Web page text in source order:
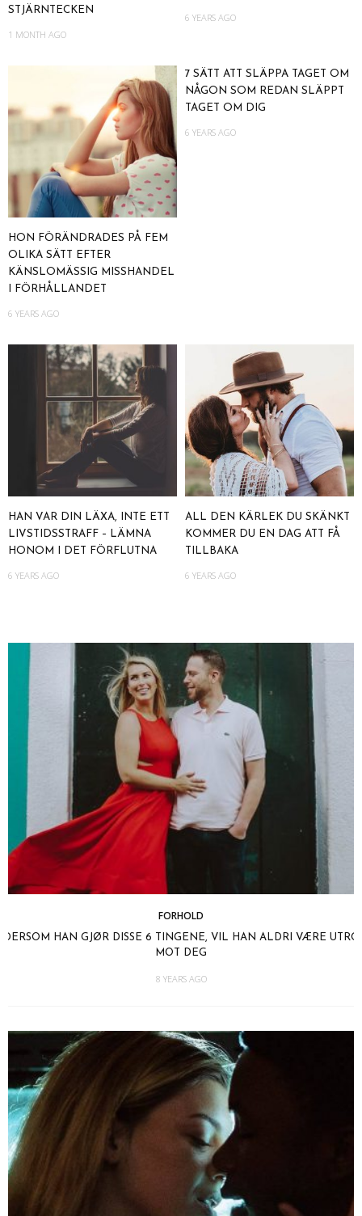
STJÄRNTECKEN
1 MONTH AGO
6 YEARS AGO
HON FÖRÄNDRADES PÅ FEM
OLIKA SÄTT EFTER
KÄNSLOMÄSSIG MISSHANDEL
I FÖRHÅLLANDET
6 YEARS AGO
7 SÄTT ATT SLÄPPA TAGET OM
NÅGON SOM REDAN SLÄPPT
TAGET OM DIG
6 YEARS AGO
HAN VAR DIN LÄXA, INTE ETT
LIVSTIDSSTRAFF – LÄMNA
HONOM I DET FÖRFLUTNA
6 YEARS AGO
ALL DEN KÄRLEK DU SKÄNKT
KOMMER DU EN DAG ATT FÅ
TILLBAKA
6 YEARS AGO
FORHOLD
DERSOM HAN GJØR DISSE 6 TINGENE, VIL HAN ALDRI VÆRE UTRO
MOT DEG
8 YEARS AGO